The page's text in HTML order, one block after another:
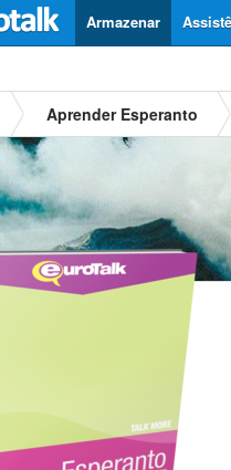
Armazenar
Aprender Esperanto